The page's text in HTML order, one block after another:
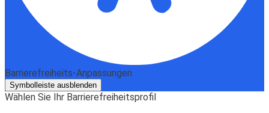
Barrierefreiheits-Anpassungen
Symbolleiste ausblenden
Wählen Sie Ihr Barrierefreiheitsprofil